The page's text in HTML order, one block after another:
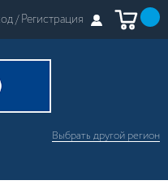
/Регистрация
Выбрать другой регион